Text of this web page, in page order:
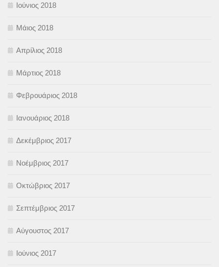
Ιούνιος 2018
Μάιος 2018
Απρίλιος 2018
Μάρτιος 2018
Φεβρουάριος 2018
Ιανουάριος 2018
Δεκέμβριος 2017
Νοέμβριος 2017
Οκτώβριος 2017
Σεπτέμβριος 2017
Αύγουστος 2017
Ιούνιος 2017